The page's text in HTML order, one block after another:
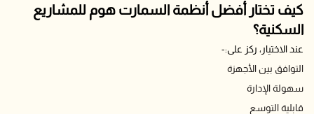
كيف تختار أفضل أنظمة السمارت هوم للمشاريع
السكنية؟
عند الاختيار، ركز على:-
التوافق بين الأجهزة
سهولة الإدارة
قابلية التوسع